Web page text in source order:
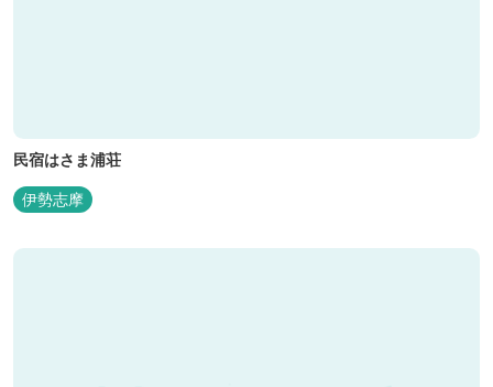
民宿はさま浦荘
伊勢志摩